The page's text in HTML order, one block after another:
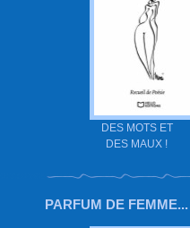
DES MOTS ET
DES MAUX !
PARFUM DE FEMME...